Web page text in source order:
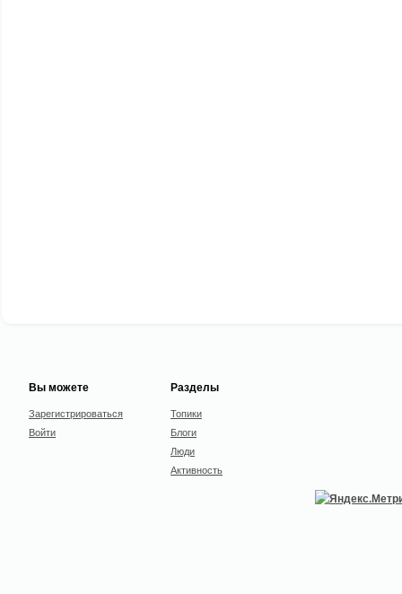
Вы можете
Зарегистрироваться
Войти
Разделы
Топики
Блоги
Люди
Активность